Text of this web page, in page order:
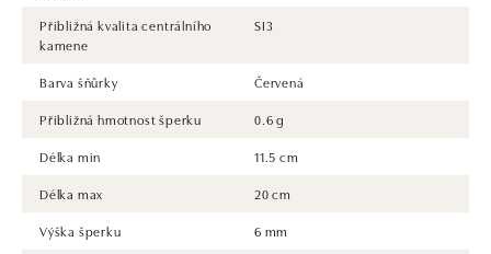
Přibližná kvalita centrálního
kamene
SI3
Barva šňůrky
Červená
Přibližná hmotnost šperku
0.6 g
Délka min
11.5 cm
Délka max
20 cm
Výška šperku
6 mm